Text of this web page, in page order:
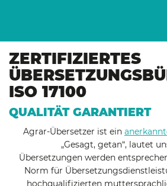
ZERTIFIZIERTES
ISO 17100
QUALITÄT GARANTIERT
Agrar-Übersetzer ist ein
„Gesagt, getan“, lautet
Übersetzungen werden
Norm für
hochqualifizierten